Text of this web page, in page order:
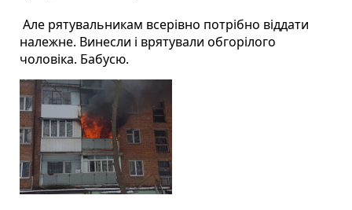
Але рятувальникам всерівно потрібно віддати
належне. Винесли і врятували обгорілого
чоловіка. Бабусю.